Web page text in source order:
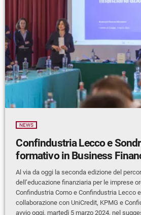
NEWS
Confindustria Lecco e
formativo in Business
Al via da oggi la seconda edizione del
dell’educazione finanziaria per le imprese
Confindustria Como e Confindustria Lecco
collaborazione con UniCredit, KPMG e
avvio oggi, martedì 5 marzo 2024, nel